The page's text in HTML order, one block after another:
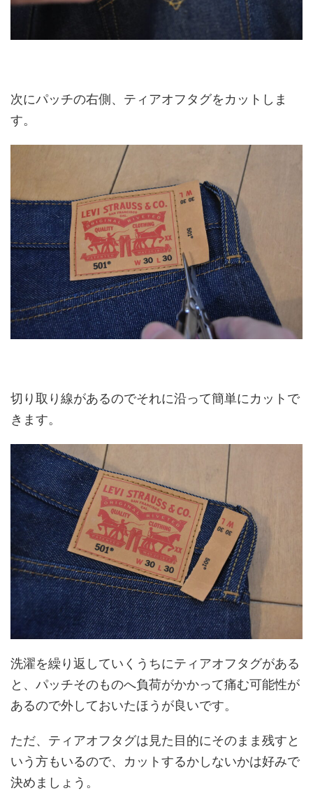
次にパッチの右側、ティアオフタグをカットしま
す。
切り取り線があるのでそれに沿って簡単にカットで
きます。
洗濯を繰り返していくうちにティアオフタグがある
と、パッチそのものへ負荷がかかって痛む可能性が
あるので外しておいたほうが良いです。
ただ、ティアオフタグは見た目的にそのまま残すと
いう方もいるので、カットするかしないかは好みで
決めましょう。